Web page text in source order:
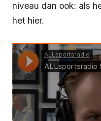
niveau dan ook: als
het hier.